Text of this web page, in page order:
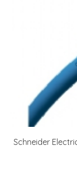
Schneider